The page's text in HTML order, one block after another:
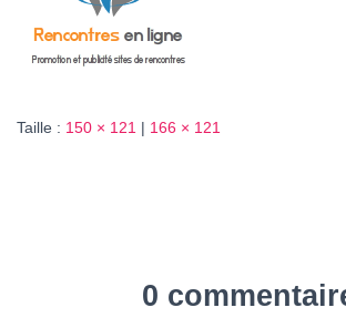
Taille : 150 × 121 | 166 × 121
0